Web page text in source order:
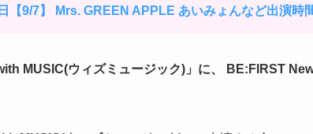
【9/7】 Mrs. GREEN APPLE あいみょんなど出演時
MUSIC(ウィズミュージック)」に、 BE:FIRST